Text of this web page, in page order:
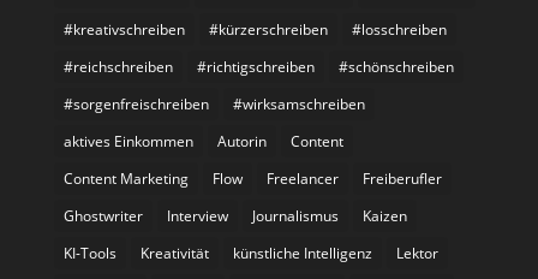
#kreativschreiben
#kürzerschreiben
#losschreiben
#reichschreiben
#richtigschreiben
#schönschreiben
#sorgenfreischreiben
#wirksamschreiben
aktives Einkommen
Autorin
Content
Content Marketing
Flow Freelancer
Freiberufler
Ghostwriter
Interview Journalismus
Kaizen
KI-Tools
Kreativität künstliche Intelligenz
Lektor